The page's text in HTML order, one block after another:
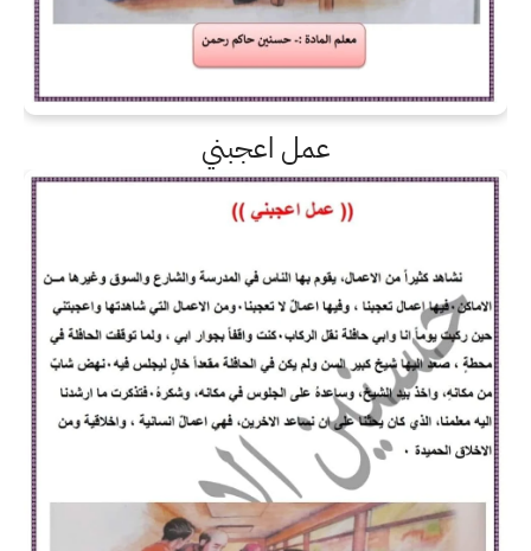
عمل اعجبني